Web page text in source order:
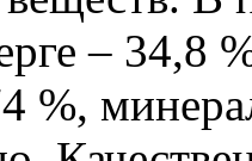
– 34,8
%,